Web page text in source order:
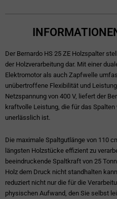
Der Bernardo HS 25 ZE Holzspalter
der Holzverarbeitung dar. Mit einer
Elektromotor als auch Zapfwelle
unübertroffene Flexibilität und
Netzspannung von 400 V, liefert der
kraftvolle Leistung, die für das Spalten
unerlässlich ist.
Die maximale Spaltgutlänge von 110
längsten Holzstücke effizient zu
beeindruckende Spaltkraft von 25
Holz dem Druck nicht standhalten
reduziert nicht nur die für die
physischen Aufwand, den Sie selbst